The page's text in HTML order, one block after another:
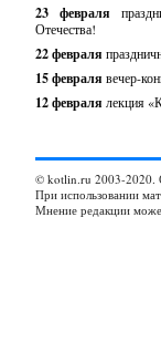
23 февраля
Отечества!
22 февраля
15 февраля вечер-
12 февраля лекция
© kotlin.ru 2003-2020.
При использовании
Мнение редакции